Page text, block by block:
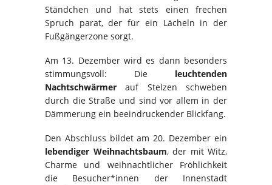
Ständchen und hat stets einen frechen
Spruch parat, der für ein Lächeln in der
Fußgängerzone sorgt.
Am 13. Dezember wird es dann besonders
stimmungsvoll: Die leuchtenden
Nachtschwärmer auf Stelzen schweben
durch die Straße und sind vor allem in der
Dämmerung ein beeindruckender Blickfang.
Den Abschluss bildet am 20. Dezember ein
lebendiger Weihnachtsbaum, der mit Witz,
Charme und weihnachtlicher Fröhlichkeit
die Besucher*innen der Innenstadt